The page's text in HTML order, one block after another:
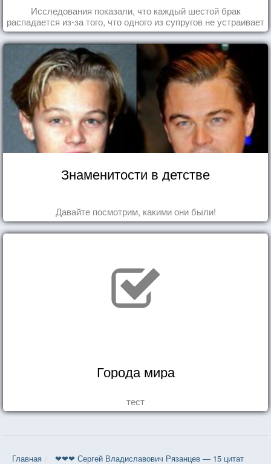
Исследования показали, что каждый шестой брак
распадается из-за того, что одного из супругов не устраивает
та роль, которая выпала ему в семье.
Знаменитости в детстве
Давайте посмотрим, какими они были!
Города мира
тест
Главная ❤❤❤ Сергей Владиславович Рязанцев — 15 цитат